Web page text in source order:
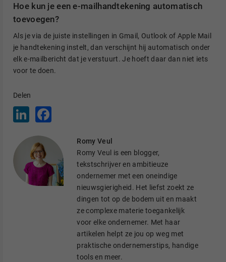
Hoe kun je een e-mailhandtekening automatisch
toevoegen?
Als je via de juiste instellingen in Gmail, Outlook of Apple Mail
je handtekening instelt, dan verschijnt hij automatisch onder
elk e-mailbericht dat je verstuurt. Je hoeft daar dan niet iets
voor te doen.
Delen
d
I
n
b
k
Romy Veul
Romy Veul is een blogger,
tekstschrijver en ambitieuze
ondernemer met een oneindige
nieuwsgierigheid. Het liefst zoekt ze
dingen tot op de bodem uit en maakt
ze complexe materie toegankelijk
voor elke ondernemer. Met haar
artikelen helpt ze jou op weg met
praktische ondernemerstips, handige
tools en meer.